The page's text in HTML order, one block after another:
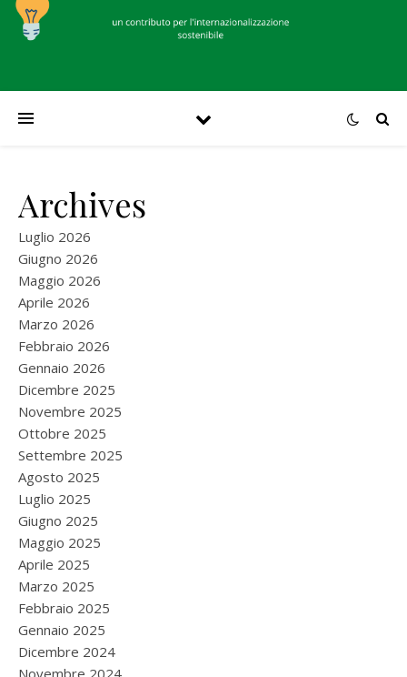
Archives
Luglio 2026
Giugno 2026
Maggio 2026
Aprile 2026
Marzo 2026
Febbraio 2026
Gennaio 2026
Dicembre 2025
Novembre 2025
Ottobre 2025
Settembre 2025
Agosto 2025
Luglio 2025
Giugno 2025
Maggio 2025
Aprile 2025
Marzo 2025
Febbraio 2025
Gennaio 2025
Dicembre 2024
Novembre 2024